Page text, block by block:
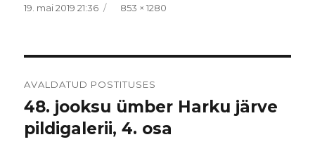
Postitatud
19. mai 2019 21:36 Täissuurus
853 × 1280
AVALDATUD POSTITUSES
48. jooksu ümber Harku järve
pildigalerii, 4. osa